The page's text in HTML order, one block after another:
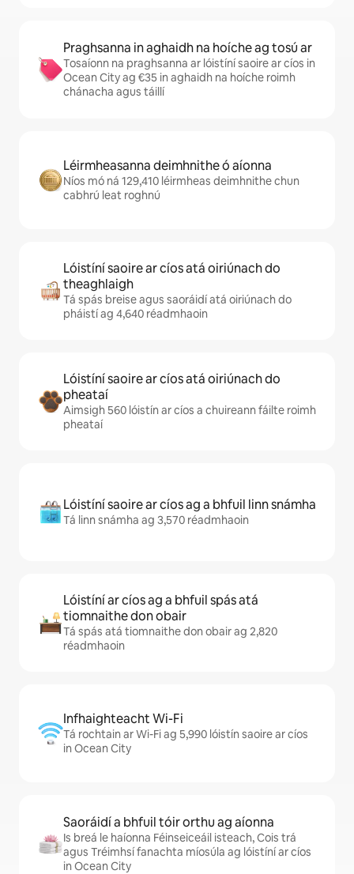
Praghsanna in aghaidh na hoíche ag tosú ar
Tosaíonn na praghsanna ar lóistíní saoire ar cíos in
Ocean City ag €35 in aghaidh na hoíche roimh
chánacha agus táillí
Léirmheasanna deimhnithe ó aíonna
Níos mó ná 129,410 léirmheas deimhnithe chun
cabhrú leat roghnú
Lóistíní saoire ar cíos atá oiriúnach do
theaghlaigh
Tá spás breise agus saoráidí atá oiriúnach do
pháistí ag 4,640 réadmhaoin
Lóistíní saoire ar cíos atá oiriúnach do
pheataí
Aimsigh 560 lóistín ar cíos a chuireann fáilte roimh
pheataí
Lóistíní saoire ar cíos ag a bhfuil linn snámha
Tá linn snámha ag 3,570 réadmhaoin
Lóistíní ar cíos ag a bhfuil spás atá
tiomnaithe don obair
Tá spás atá tiomnaithe don obair ag 2,820
réadmhaoin
Infhaighteacht Wi-Fi
Tá rochtain ar Wi-Fi ag 5,990 lóistín saoire ar cíos
in Ocean City
Saoráidí a bhfuil tóir orthu ag aíonna
Is breá le haíonna Féinseiceáil isteach, Cois trá
agus Tréimhsí fanachta míosúla ag lóistíní ar cíos
in Ocean City